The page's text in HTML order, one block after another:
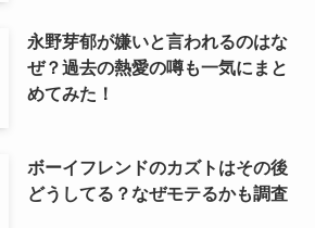
永野芽郁が嫌いと言われるのはな
ぜ？過去の熱愛の噂も一気にまと
めてみた！
ボーイフレンドのカズトはその後
どうしてる？なぜモテるかも調査